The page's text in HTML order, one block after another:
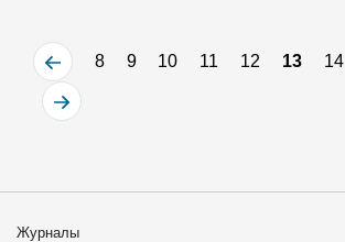
8 9 10 11 12 13 14
Журналы